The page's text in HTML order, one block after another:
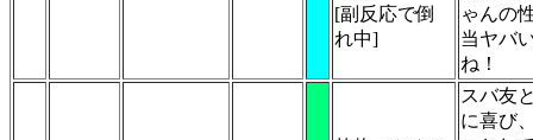
[副反応で倒
れ中]
ゃんの
当ヤバ
ね！
スバ友
に喜び